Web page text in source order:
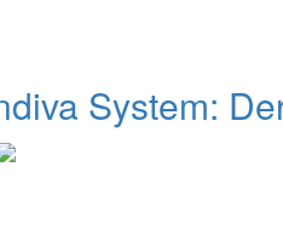
System: